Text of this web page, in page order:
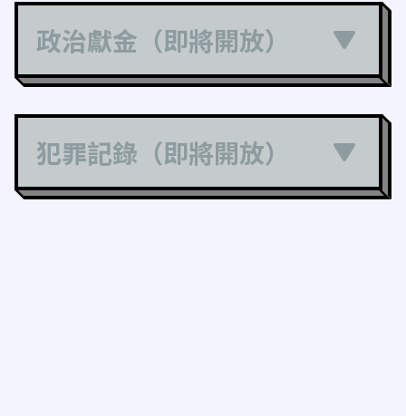
政治獻金（即將開放）
犯罪記錄（即將開放）